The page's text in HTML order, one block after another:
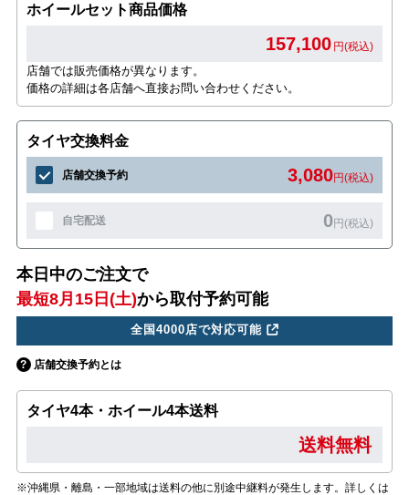
ホイールセット商品価格
157,100 円(税込)
店舗では販売価格が異なります。
価格の詳細は各店舗へ直接お問い合わせください。
タイヤ交換料金
店舗交換予約 3,080円(税込)
自宅配送 0円(税込)
本日中のご注文で
最短8月15日(土)から取付予約可能
全国4000店で対応可能
店舗交換予約とは
タイヤ4本・ホイール4本送料
送料無料
※沖縄県・離島・一部地域は送料の他に別途中継料が発生します。詳しくは